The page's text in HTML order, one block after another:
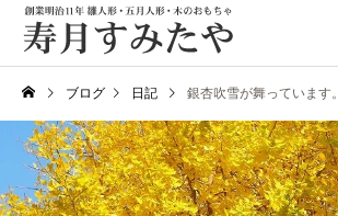
ブログ 日記 銀杏吹雪が舞っています。